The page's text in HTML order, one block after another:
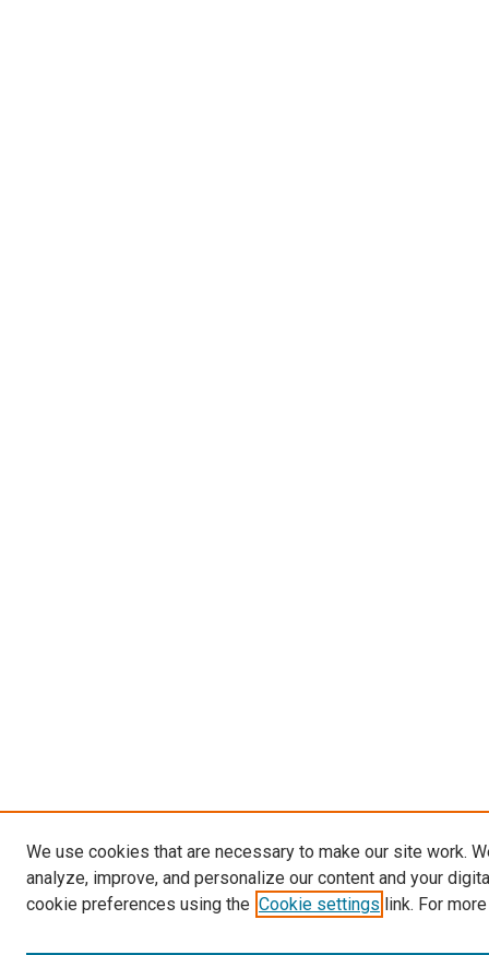
We use cookies that are necessary to make our site work.
analyze, improve, and personalize our content and your
cookie preferences using the Cookie settings link. For